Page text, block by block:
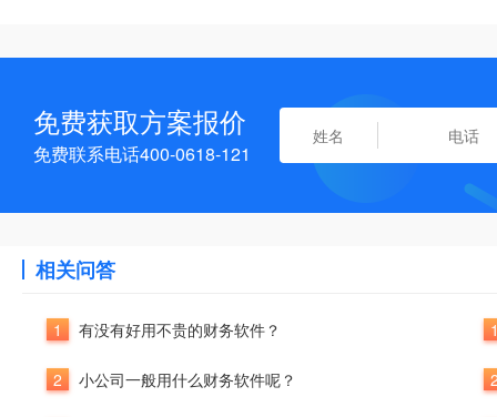
免费获取方案报价
免费联系电话400-0618-121
相关问答
1 有没有好用不贵的财务软件？
2 小公司一般用什么财务软件呢？